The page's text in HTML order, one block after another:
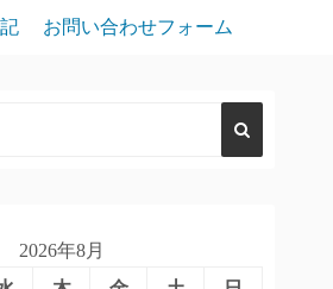
お問い合わせフォーム
2026年8月